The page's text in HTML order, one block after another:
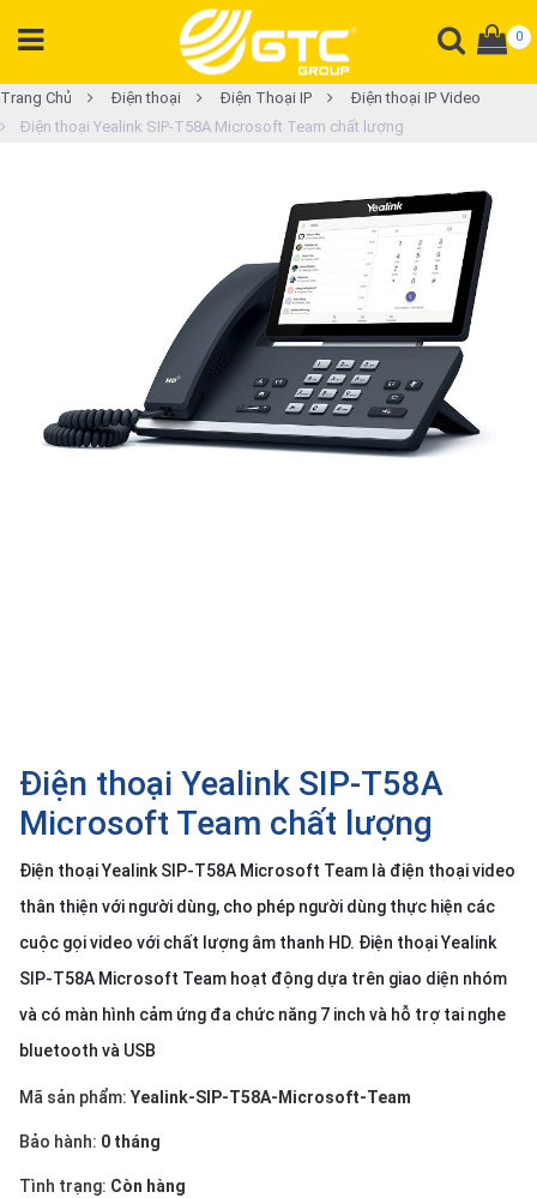
0
Trang Chủ Điện thoại Điện Thoại IP
Điện thoại IP Video
Điện thoại Yealink SIP-T58A Microsoft Team chất lượng
Điện thoại Yealink SIP-T58A
Microsoft Team chất lượng
Điện thoại Yealink SIP-T58A Microsoft Team là điện thoại video
thân thiện với người dùng, cho phép người dùng thực hiện các
cuộc gọi video với chất lượng âm thanh HD. Điện thoại Yealink
SIP-T58A Microsoft Team hoạt động dựa trên giao diện nhóm
và có màn hình cảm ứng đa chức năng 7 inch và hỗ trợ tai nghe
bluetooth và USB
Mã sản phẩm: Yealink-SIP-T58A-Microsoft-Team
Bảo hành: 0 tháng
Tình trạng: Còn hàng
DANH
MỤC
Gateway
pháp
Dịch
vụ
Hỗ
Tin
tức
hệ
Giới
NGÔN
NGỮ